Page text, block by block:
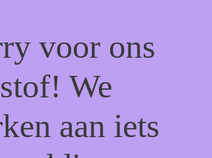
voor ons
stof! We
aan iets